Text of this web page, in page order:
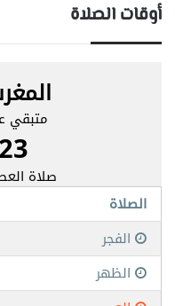
أوقات الصلاة